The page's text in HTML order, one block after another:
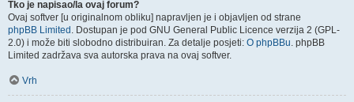
Tko je napisao/la ovaj forum?
Ovaj softver [u originalnom obliku] napravljen je i objavljen od strane
phpBB Limited . Dostupan je pod GNU General Public Licence verzija 2 (GPL-
2.0) i može biti slobodno distribuiran. Za detalje posjeti: O phpBBu. phpBB
Limited zadržava sva autorska prava na ovaj softver.
Vrh